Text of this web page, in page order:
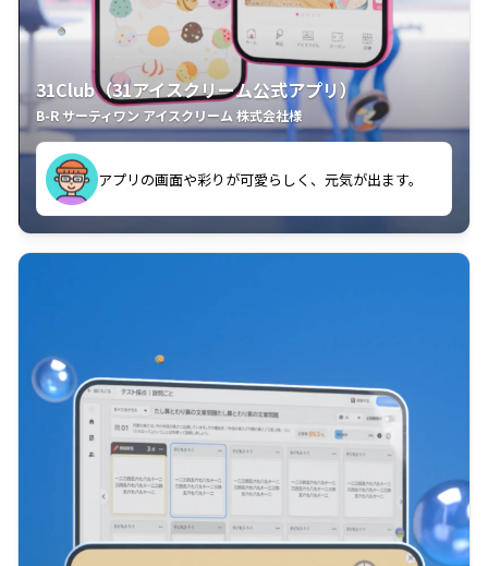
31Club（31アイスクリーム公式アプリ）
B-R サーティワン アイスクリーム 株式会社様
アプリの画面や彩りが可愛らしく、元気が出ます。
クラスごとに特典があるようなので使うのが楽しいで
す。